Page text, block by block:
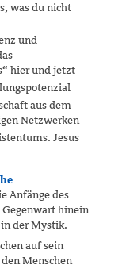
was du nicht
und
hier und jetzt
aus dem
Netzwerken
Jesus
Anfänge des
hinein
der Mystik.
auf sein
Menschen